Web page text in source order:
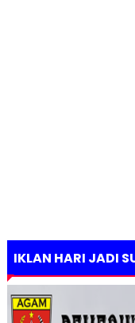
IKLAN HARI JADI